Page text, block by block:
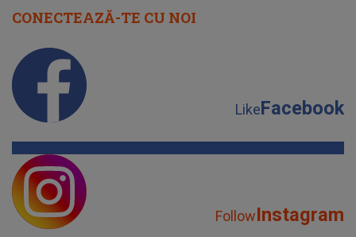
CONECTEAZĂ-TE CU NOI
LikeFacebook
FollowInstagram